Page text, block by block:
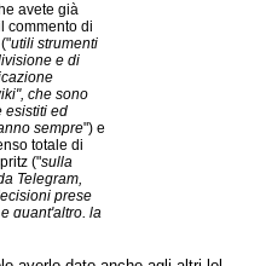
avete già
commento di
utili strumenti
e di
che sono
esistiti ed
sempre") e
totale di
("sulla
Telegram,
prese
quant'altro, la
del cui